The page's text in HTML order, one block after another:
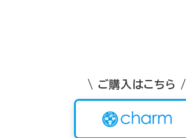
\ ご購入はこちら /